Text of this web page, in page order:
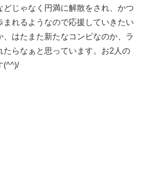
どじゃなく円満に解散をされ、かつ
まれるようなので応援していきたい
、はたまた新たなコンビなのか、ラ
たらなぁと思っています。お2人の
(^^)/